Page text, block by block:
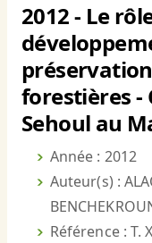
2012 - Le
forestières -
Sehoul au
Année : 2012
Auteur(s) :
Référence : T.